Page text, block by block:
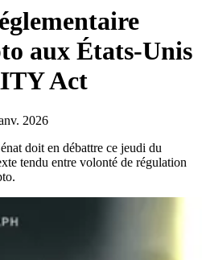
aux États-Unis
Act
2026
doit en débattre ce jeudi du
tendu entre volonté de régulation